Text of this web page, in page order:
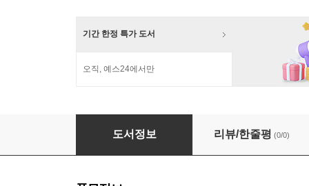
기간 한정 특가 도서
오직, 예스24에서만
맛있게 읽는 독서요리 초등편 6단계 & 추천도
도서정보 리뷰/한줄평 (0/0)